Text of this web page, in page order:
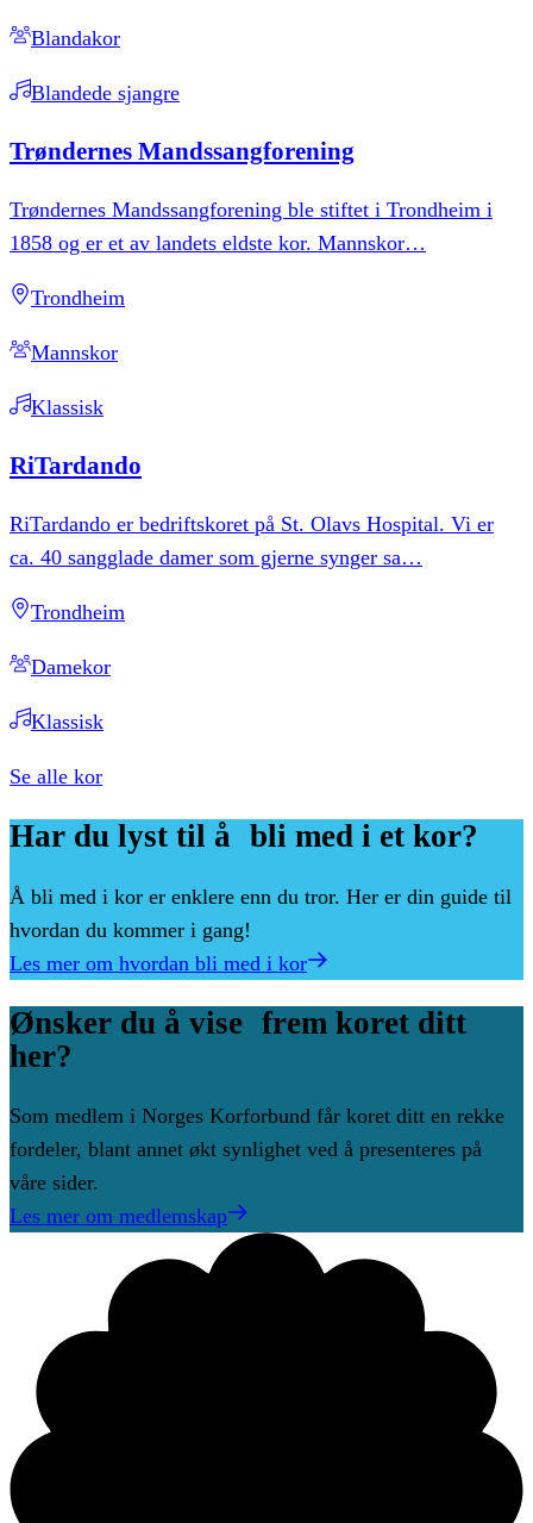
Blandakor
Blandede sjangre
Trøndernes Mandssangforening
Trøndernes Mandssangforening ble stiftet i Trondheim i
1858 og er et av landets eldste kor. Mannskor…
Trondheim
Mannskor
Klassisk
RiTardando
RiTardando er bedriftskoret på St. Olavs Hospital. Vi er
ca. 40 sangglade damer som gjerne synger sa…
Trondheim
Damekor
Klassisk
Se alle kor
Har du lyst til å bli med i et kor?
Å bli med i kor er enklere enn du tror. Her er din guide til
hvordan du kommer i gang!
Les mer om hvordan bli med i kor
Ønsker du å vise frem koret ditt
her?
Som medlem i Norges Korforbund får koret ditt en rekke
fordeler, blant annet økt synlighet ved å presenteres på
våre sider.
Les mer om medlemskap